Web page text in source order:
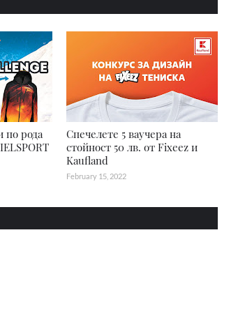
по рода
Спечелете 5 ваучера на
стойност 50 лв. от Fixeez и
Kaufland
February 15, 2022